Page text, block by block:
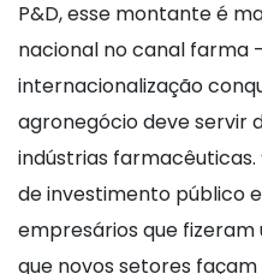
P&D, esse montante é
nacional no canal farma
internacionalização
agronegócio deve servir
indústrias farmacêuticas.
de investimento público
empresários que fizeram
que novos setores